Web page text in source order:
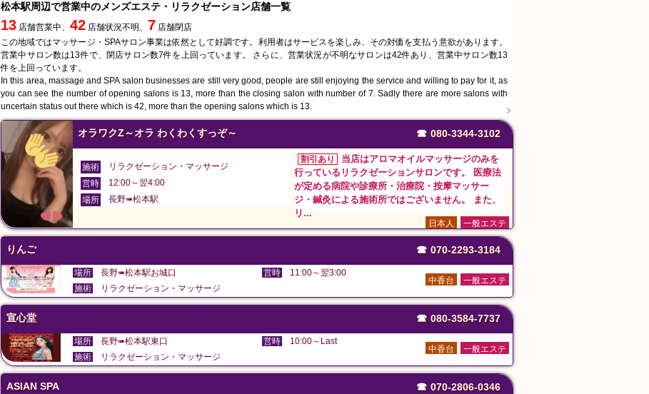
松本駅周辺で営業中のメンズエステ・リラクゼーション店舗一覧
13 店舗営業中、 42 店舗状況不明、 7 店舗閉店
この地域ではマッサージ・SPAサロン事業は依然として好調です。利用者はサービスを楽しみ、その対価を支払う意欲があります。
営業中サロン数は13件で、閉店サロン数7件を上回っています。 さらに、営業状況が不明なサロンは42件あり、営業中サロン数13
件を上回っています。
In this area, massage and SPA salon businesses are still very good, people are still enjoying the service and willing to pay for it, as
you can see the number of opening salons is 13, more than the closing salon with number of 7. Sadly there are more salons with
uncertain status out there which is 42, more than the opening salons which is 13.
オラワクZ～オラ わくわくすっぞ～ ☎ 080-3344-3102
施術
リラクゼーション・マッサージ
営時
12:00～翌4:00
場所
長野➠松本駅
割引あり
当店はアロマオイルマッサージのみを
行っているリラクゼーションサロンです。 医療法
が定める病院や診療所・治療院・按摩マッサー
ジ・鍼灸による施術所ではございません。 また、
リ...
一般エステ
日本人
りんご ☎ 070-2293-3184
場所 長野➠松本駅お城口 営時 11:00～翌3:00
一般エステ
中香台
施術 リラクゼーション・マッサージ
宣心堂 ☎ 080-3584-7737
場所 長野➠松本駅東口 営時 10:00～Last
一般エステ
中香台
施術 リラクゼーション・マッサージ
ASIAN SPA ☎ 070-2806-0346